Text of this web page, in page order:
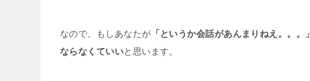
なので、もしあなたが 「というか会話があんまりねえ。。。」
ならなくていいと思います。